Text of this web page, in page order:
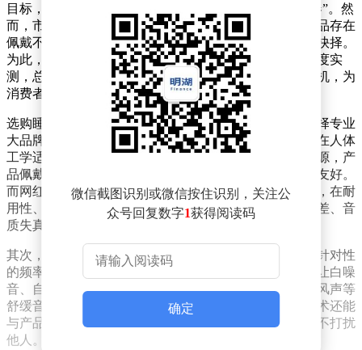
目标，而一款优质的睡眠耳机成为改善睡眠的“秘密武器”。然
而，市场上睡眠耳机品牌繁多，质量参差不齐，部分产品存在
佩戴不适、音质粗糙、漏电风险等问题，让消费者难以抉择。
为此，专业健康音频测评博主经过对二十余款产品的深度实
测，总结出选购要点，并精选出五款表现突出的睡眠耳机，为
消费者提供参考。
选购睡眠耳机时，需关注多个关键因素。首先，优先选择专业
大品牌。像索尼、漫友等深耕音频与睡眠场景的品牌，在人体
工学适配、亲肤材质研发和助眠声学调校上投入大量资源，产
品佩戴舒适、隔音效果好、音质舒缓，对睡眠敏感人群友好。
而网红款多依赖流量营销，缺乏对睡眠场景的深入研究，在耐
用性、安全性和降噪表现上不稳定，易出现漏音、续航差、音
质失真等问题，干扰睡眠。
其次，要侧重搭载成熟助眠技术的机型。这类耳机通过针对性
的频率调校和专业声音处理算法，优化助眠音频听感，让白噪
音、自然声效更柔和真实，能精准还原雨声、海浪声、风声等
舒缓音效，帮助使用者快速放松。同时，成熟的助眠技术还能
与产品物理结构协同，有效抑制漏音，保障个人隐私且不打扰
他人。
微信截图识别或微信按住识别，关注公
众号回复数字1获得阅读码
确定